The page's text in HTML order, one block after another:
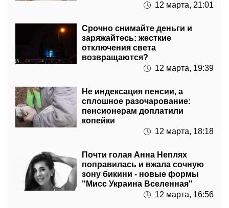
12 марта, 21:01
Срочно снимайте деньги и
заряжайтесь: жесткие
отключения света
возвращаются?
12 марта, 19:39
Не индексация пенсии, а
сплошное разочарование:
пенсионерам доплатили
копейки
12 марта, 18:18
Почти голая Анна Неплях
поправилась и вжала сочную
зону бикини - новые формы
"Мисс Украина Вселенная"
12 марта, 16:56